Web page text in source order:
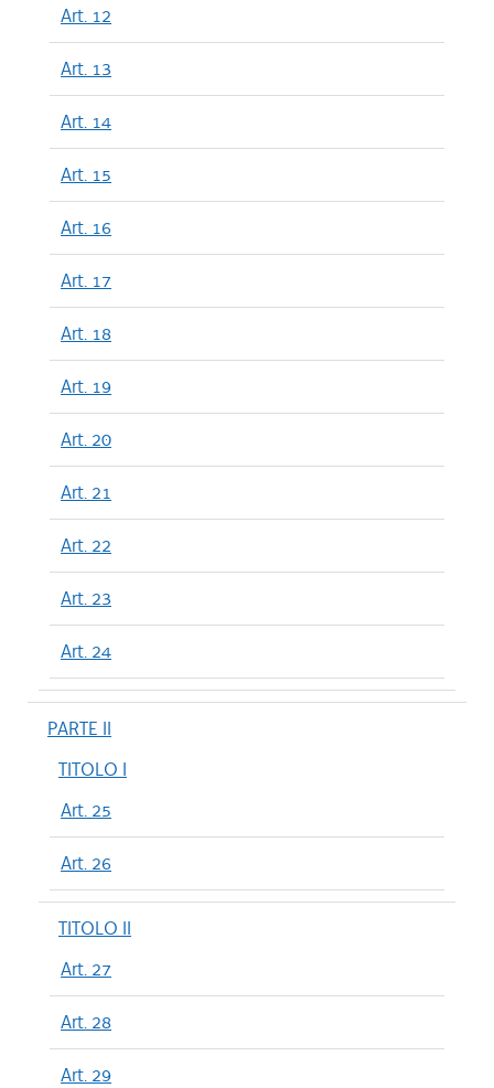
Art. 12
Art. 13
Art. 14
Art. 15
Art. 16
Art. 17
Art. 18
Art. 19
Art. 20
Art. 21
Art. 22
Art. 23
Art. 24
PARTE II
TITOLO I
Art. 25
Art. 26
TITOLO II
Art. 27
Art. 28
Art. 29